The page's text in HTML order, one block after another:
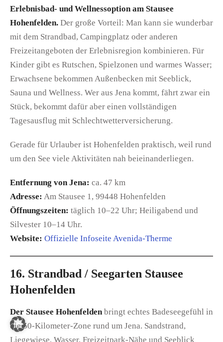
Erlebnisbad- und Wellnessoption am Stausee
Hohenfelden. Der große Vorteil: Man kann sie wunderbar
mit dem Strandbad, Campingplatz oder anderen
Freizeitangeboten der Erlebnisregion kombinieren. Für
Kinder gibt es Rutschen, Spielzonen und warmes Wasser;
Erwachsene bekommen Außenbecken mit Seeblick,
Sauna und Wellness. Wer aus Jena kommt, fährt zwar ein
Stück, bekommt dafür aber einen vollständigen
Tagesausflug mit Schlechtwetterversicherung.
Gerade für Urlauber ist Hohenfelden praktisch, weil rund
um den See viele Aktivitäten nah beieinanderliegen.
Entfernung von Jena: ca. 47 km
Adresse: Am Stausee 1, 99448 Hohenfelden
Öffnungszeiten: täglich 10–22 Uhr; Heiligabend und
Silvester 10–14 Uhr.
Website: Offizielle Infoseite Avenida-Therme
16. Strandbad / Seegarten Stausee
Hohenfelden
Der Stausee Hohenfeldenbringt echtes Badeseegefühl in
die 50-Kilometer-Zone rund um Jena. Sandstrand,
Liegewiese, Wasser, Freizeitpark-Nähe und Seeblick